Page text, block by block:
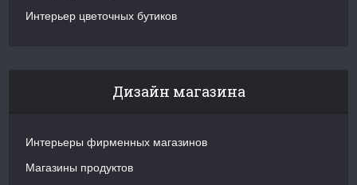
Интерьер цветочных бутиков
Дизайн магазина
Интерьеры фирменных магазинов
Магазины продуктов